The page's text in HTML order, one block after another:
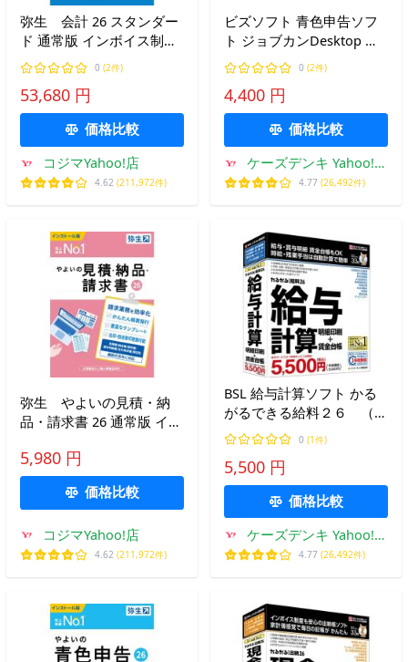
弥生 会計 26 スタンダー
ド 通常版 インボイス制
度・電子帳簿保存法対応
YTAV0001
0 (2件)
53,680 円
価格比較
コジマYahoo!店
4.62 (211,972件)
ビズソフト 青色申告ソフ
ト ジョブカンDesktop 青
色申告 23 乗換・優待版
0 (2件)
4,400 円
価格比較
ケーズデンキ Yahoo!シ
ョップ
4.77 (26,492件)
弥生 やよいの見積・納
品・請求書 26 通常版 イン
LUAV0001
5,980 円
価格比較
コジマYahoo!店
4.62 (211,972件)
BSL 給与計算ソフト かる
がるできる給料２６ （給
与計算・明細印刷＋賃金台
帳）
0 (1件)
5,500 円
価格比較
ケーズデンキ Yahoo!シ
ョップ
4.77 (26,492件)